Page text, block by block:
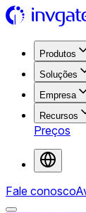
Produtos
Soluções
Empresa
Recursos
Preços
Fale conosco